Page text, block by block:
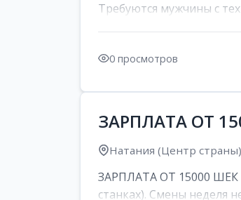
Требуются мужчины с
0 просмотров
ЗАРПЛАТА ОТ
Натания (Центр страны)
ЗАРПЛАТА ОТ 15000 ШЕК
станках). Смены неделя